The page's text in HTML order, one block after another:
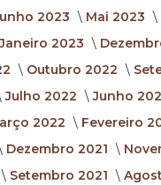
2023 Mai 2023
Janeiro 2023
Outubro 2022
Julho 2022 Junho
2022
Fevereiro
Dezembro 2021
Setembro 2021